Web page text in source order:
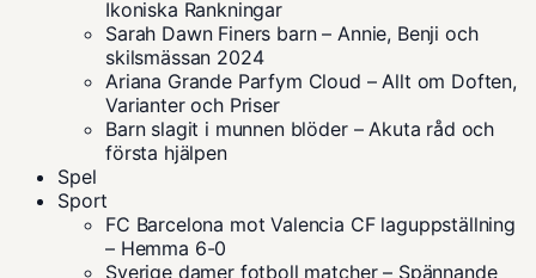
Ikoniska Rankningar
Sarah Dawn Finers barn – Annie, Benji och
skilsmässan 2024
Ariana Grande Parfym Cloud – Allt om Doften,
Varianter och Priser
Barn slagit i munnen blöder – Akuta råd och
första hjälpen
Spel
Sport
FC Barcelona mot Valencia CF laguppställning
– Hemma 6-0
Sverige damer fotboll matcher – Spännande